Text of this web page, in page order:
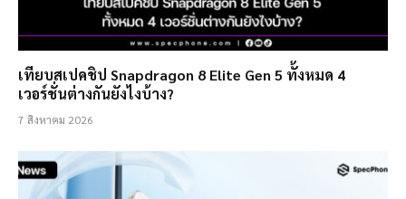
เทียบสเปคชิป Snapdragon 8 Elite Gen 5 ทั้งหมด 4
เวอร์ชั่นต่างกันยังไงบ้าง?
7 สิงหาคม 2026